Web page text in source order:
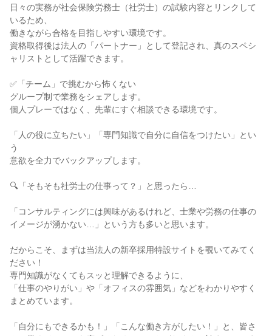
日々の実務が社会保険労務士（社労士）の試験内容とリンクして
いるため、
働きながら合格を目指しやすい環境です。
資格取得後は法人の「パートナー」として登記され、真のスペシ
ャリストとして活躍できます。
✅「チーム」で挑むから怖くない
グループ制で業務をシェアします。
個人プレーではなく、先輩にすぐ相談できる環境です。
「人の役に立ちたい」「専門知識で自分に自信をつけたい」とい
う
意欲を全力でバックアップします。
🔍「そもそも社労士の仕事って？」と思ったら…
「コンサルティングには興味があるけれど、士業や労務の仕事の
イメージが湧かない…」という方も多いと思います。
だからこそ、まずは当法人の新卒採用特設サイトを覗いてみてく
ださい！
専門知識がなくてもスッと理解できるように、
「仕事のやりがい」や「オフィスの雰囲気」などをわかりやすく
まとめています。
「自分にもできるかも！」「こんな働き方がしたい！」と、皆さ